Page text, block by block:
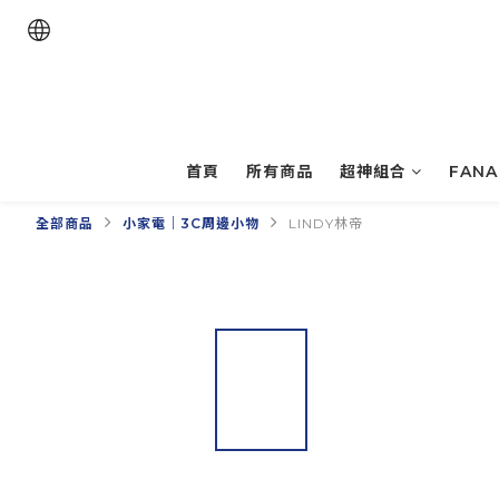
首頁 所有商品 超神組合
全部商品 小家電｜3C周邊小物 LINDY林帝